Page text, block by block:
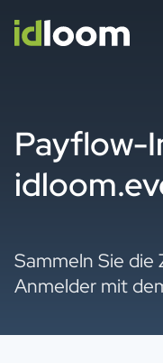
Payflow-
Sammeln Sie
Anmelder mit